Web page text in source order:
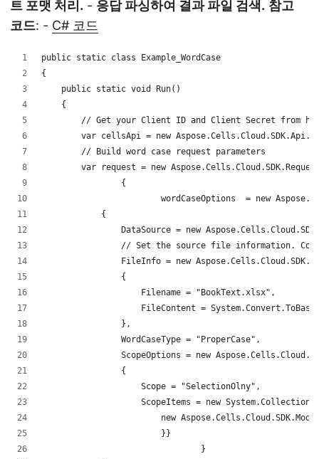
트 포맷 처리. - 응답 파싱하여 결과 파일 검색. 참고
코드: - C# 코드
public static class Example_WordCase
{
    public static void Run()
    {
// Get your Client ID and Client Secret from
var cellsApi = new
        // Build word case request parameters
var request = new
		{
wordCaseOptions  = new
            {
DataSource = new
// Set the source file information.
FileInfo = new
                {
                    Filename = "BookText.xlsx",
FileContent =
                },
                WordCaseType = "ProperCase",
ScopeOptions = new
                {
                    Scope = "SelectionOlny",
ScopeItems = new
new
                        }}
				}